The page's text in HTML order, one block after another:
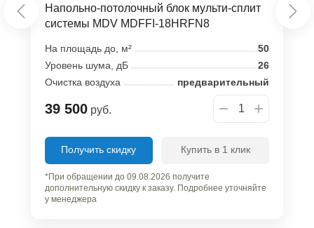
Напольно-потолочный блок мульти-сплит
системы MDV MDFFI-18HRFN8
На площадь до, м²
50
Уровень шума, дБ
26
Очистка воздуха
предварительный
39 500 руб.
Получить скидку Купить в 1 клик
*При обращении до 09.08.2026 получите
дополнительную скидку к заказу. Подробнее уточняйте
у менеджера